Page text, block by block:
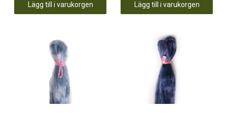
Lägg till i varukorgen Lägg till i varukorgen